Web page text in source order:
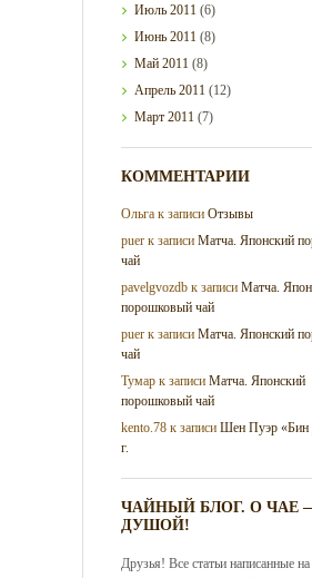
Июль2011 (6)
Июнь2011 (8)
Май2011 (8)
Апрель2011 (12)
Март2011 (7)
КОММЕНТАРИИ
Ольга к записиОтзывы
puer к записиМатча. Японский
чай
pavelgvozdb к записиМатча.
порошковый чай
puer к записиМатча. Японский
чай
Тумар к записиМатча. Японский
порошковый чай
kento.78 к записиШен Пуэр «Бин
г.
ЧАЙНЫЙ БЛОГ. О ЧАЕ
ДУШОЙ!
Друзья! Все статьи написанные